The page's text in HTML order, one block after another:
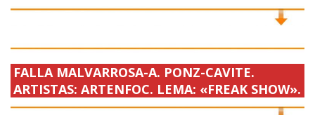
FALLA MALVARROSA-A. PONZ-CAVITE.
ARTISTAS: ARTENFOC. LEMA: «FREAK SHOW».